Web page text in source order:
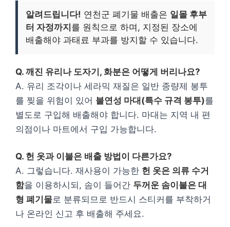
알려드립니다! 연천군 폐기물 배출은 일몰 후부
터 자정까지를 원칙으로 하며, 지정된 장소에
배출해야 과태료 부과를 방지할 수 있습니다.
Q. 깨진 유리나 도자기, 화분은 어떻게 버리나요?
A. 유리 조각이나 세라믹 재질은 일반 종량제 봉투
를 찢을 위험이 있어 불연성 마대(특수 규격 봉투)를
별도로 구입해 배출해야 합니다. 마대는 지역 내 편
의점이나 마트에서 구입 가능합니다.
Q. 헌 옷과 이불은 배출 방법이 다른가요?
A. 그렇습니다. 재사용이 가능한 헌 옷은 의류 수거
함을 이용하시되, 솜이 들어간 두꺼운 솜이불은 대
형 폐기물로 분류되므로 반드시 스티커를 부착하거
나 온라인 신고 후 배출해 주세요.